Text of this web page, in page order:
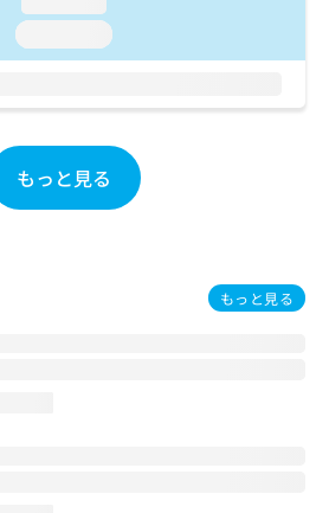
もっと見る
もっと見る